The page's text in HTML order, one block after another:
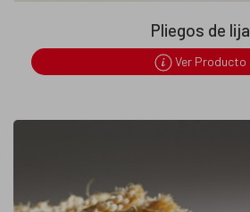
Pliegos de lija
Ver Producto